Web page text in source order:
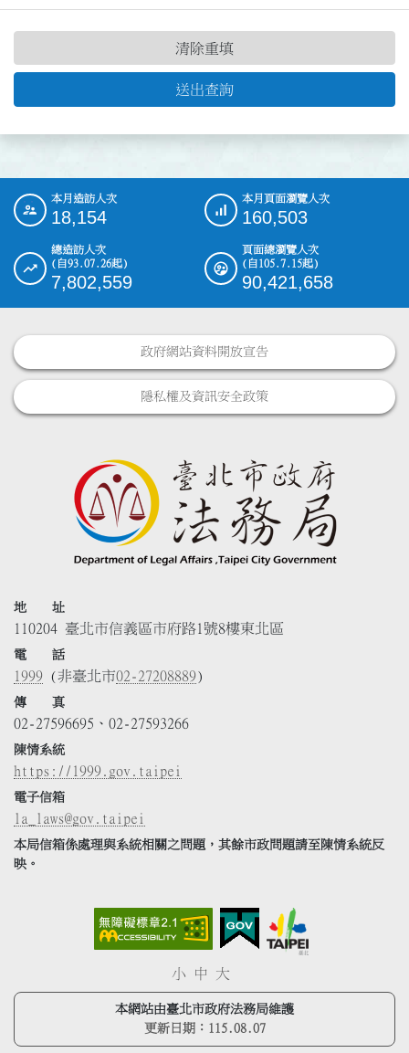
送出查詢
清除重填
::: 本月造訪人次
18,154
本月頁面瀏覽人次
160,503
總造訪人次
(自93.07.26起)
7,802,559
頁面總瀏覽人次
(自105.7.15起)
90,421,658
政府網站資料開放宣告
隱私權及資訊安全政策
地 址
110204 臺北市信義區市府路1號8樓東北區
電 話
1999 (非臺北市02-27208889)
傳 真
02-27596695、02-27593266
陳情系統
https://1999.gov.taipei
電子信箱
la_laws@gov.taipei
本局信箱係處理與系統相關之問題，其餘市政問題請至陳情系統反
映。
小 中 大
本網站由臺北市政府法務局維護
更新日期： 115.08.07